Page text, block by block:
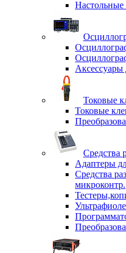
Настольные
Аксессуары
Токовые
Токовые
Средства
Адаптеры
Средства
микроконтр.